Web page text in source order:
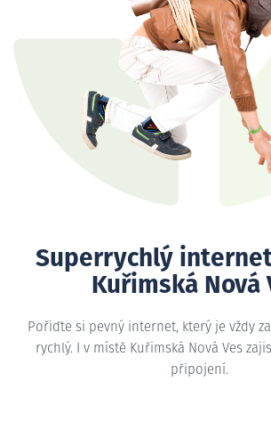
Superrychlý
Kuřimská Nová
Pořiďte si pevný internet, který je vždy
rychlý. I v místě Kuřimská Nová Ves
připojení.